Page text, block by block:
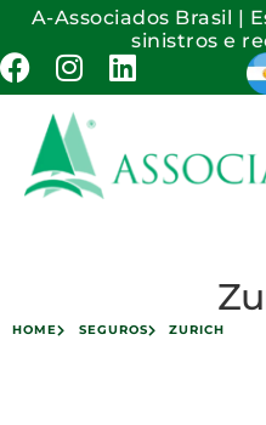
A-Associados Brasil |
sinistros e
HOME SEGUROS ZURICH